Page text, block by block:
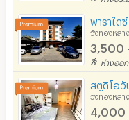
พาราได
วังทองหลา
3,500
ห่างออก
สตูดิโอวั
วังทองหลา
4,000